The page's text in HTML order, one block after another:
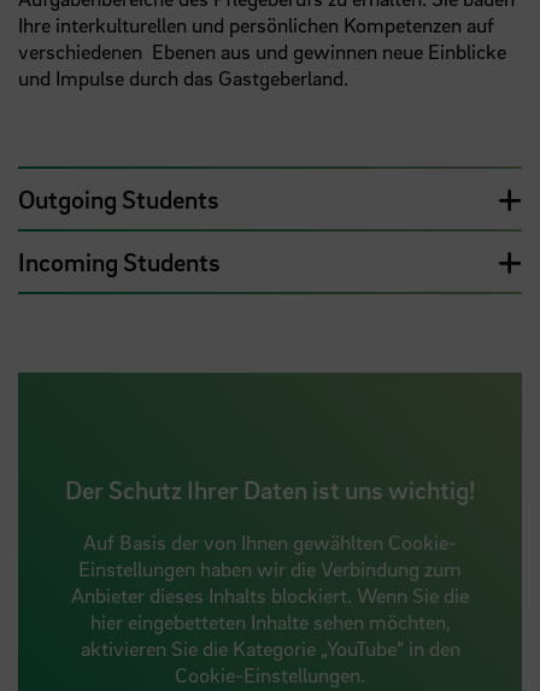
Ihre interkulturellen und persönlichen Kompetenzen auf
verschiedenen Ebenen aus und gewinnen neue Einblicke
und Impulse durch das Gastgeberland.
Outgoing Students
Incoming Students
Der Schutz Ihrer Daten ist uns wichtig!
Auf Basis der von Ihnen gewählten Cookie-
Einstellungen haben wir die Verbindung zum
Anbieter dieses Inhalts blockiert. Wenn Sie die
hier eingebetteten Inhalte sehen möchten,
aktivieren Sie die Kategorie „YouTube“ in den
Cookie-Einstellungen.